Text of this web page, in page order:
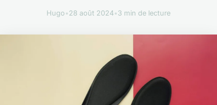
Hugo•28 août 2024•3 min de lecture